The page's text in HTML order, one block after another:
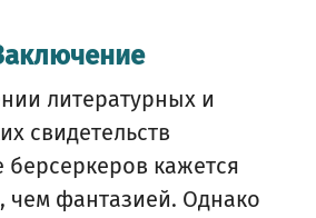
литературных и
свидетельств
берсеркеров кажется
чем фантазией. Однако